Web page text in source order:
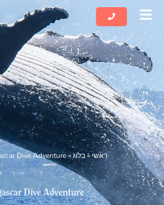
שִׂים
לֵב:
בְּאֲתָר
מֻפְעֶלֶת
מַעֲרֶכֶת
נָגִישׁ
בִּקְלִיק
הַמְּסַיַּעַת
לִנְגִישׁוּת
הָאֲתָר.
ראשי»בלוג»
Dive Adventure
Dive Adventure